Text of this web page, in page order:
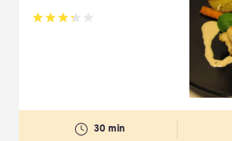
Betyg: 3.25 av 5
30 min